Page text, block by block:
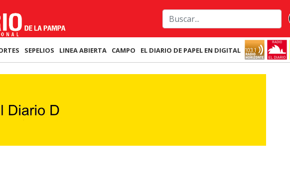
SEPELIOS LINEA ABIERTA CAMPO EL DIARIO DE PAPEL EN DIGITAL